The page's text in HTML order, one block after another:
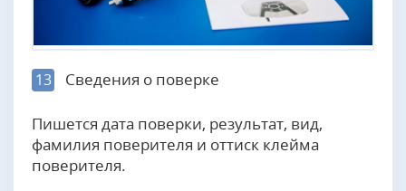
13 Сведения о поверке
Пишется дата поверки, результат, вид,
фамилия поверителя и оттиск клейма
поверителя.